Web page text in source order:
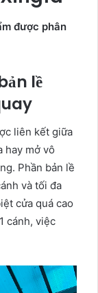
được phân
lề
liên kết giữa
hay mở vô
Phần bản lề
và tối đa
cửa quá cao
cánh, việc